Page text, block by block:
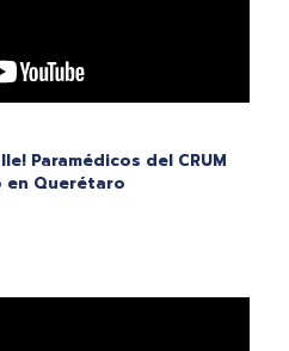
Paramédicos del CRUM
Querétaro